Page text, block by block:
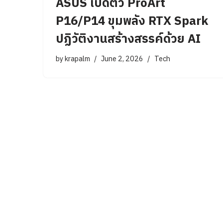
P16/P14 ขุมพลัง RTX Spark
ปฏิวัติงานสร้างสรรค์ด้วย AI
bykrapalm June 2, 2026 Tech